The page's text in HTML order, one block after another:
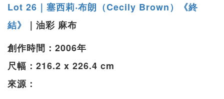
Lot 26｜塞西莉‧布朗（Cecily Brown）《終
結》
｜油彩 麻布
創作時間：2006年
尺幅：216.2 x 226.4 cm
來源：